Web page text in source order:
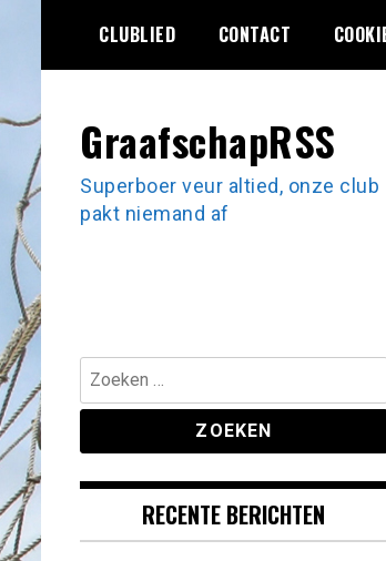
de
CLUBLIED CONTACT
GraafschapRSS
Superboer veur altied, onze club
pakt niemand af
Zoeken
naar:
RECENTE BERICHTEN